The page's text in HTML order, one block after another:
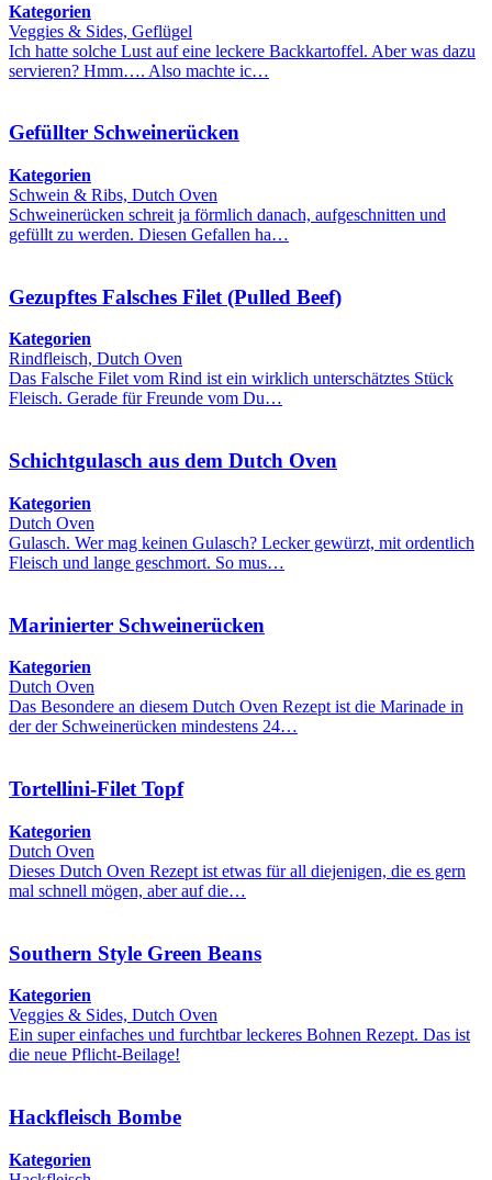
Kategorien
Veggies & Sides, Geflügel
Ich hatte solche Lust auf eine leckere Backkartoffel. Aber was dazu
servieren? Hmm…. Also machte ic…
Gefüllter Schweinerücken
Kategorien
Schwein & Ribs, Dutch Oven
Schweinerücken schreit ja förmlich danach, aufgeschnitten und
gefüllt zu werden. Diesen Gefallen ha…
Gezupftes Falsches Filet (Pulled Beef)
Kategorien
Rindfleisch, Dutch Oven
Das Falsche Filet vom Rind ist ein wirklich unterschätztes Stück
Fleisch. Gerade für Freunde vom Du…
Schichtgulasch aus dem Dutch Oven
Kategorien
Dutch Oven
Gulasch. Wer mag keinen Gulasch? Lecker gewürzt, mit ordentlich
Fleisch und lange geschmort. So mus…
Marinierter Schweinerücken
Kategorien
Dutch Oven
Das Besondere an diesem Dutch Oven Rezept ist die Marinade in
der der Schweinerücken mindestens 24…
Tortellini-Filet Topf
Kategorien
Dutch Oven
Dieses Dutch Oven Rezept ist etwas für all diejenigen, die es gern
mal schnell mögen, aber auf die…
Southern Style Green Beans
Kategorien
Veggies & Sides, Dutch Oven
Ein super einfaches und furchtbar leckeres Bohnen Rezept. Das ist
die neue Pflicht-Beilage!
Hackfleisch Bombe
Kategorien